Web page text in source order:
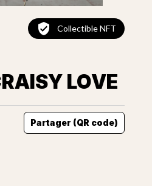
Collectible NFT
LOVE
Partager (QR code)